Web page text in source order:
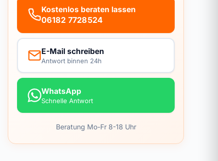
Kostenlos beraten lassen
06182 7728524
E-Mail schreiben
Antwort binnen 24h
WhatsApp
Schnelle Antwort
Beratung Mo-Fr 8-18 Uhr